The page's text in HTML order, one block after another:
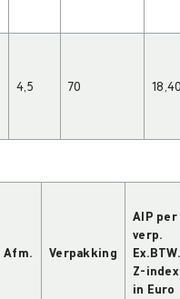
4,5 70
Afm. Verpakking
AIP per
verp.
Ex.BTW.
Z-index
in Euro